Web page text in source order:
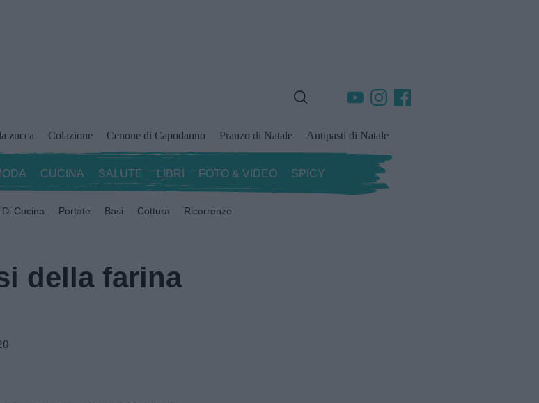
zucca Colazione Cenone di Capodanno Pranzo di Natale Antipasti di Natale
CUCINA SALUTE LIBRI FOTO & VIDEO SPICY
Cucina Portate Basi Cottura Ricorrenze
della farina